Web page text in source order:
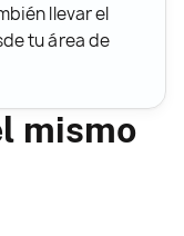
llevar el
tu área de
mismo